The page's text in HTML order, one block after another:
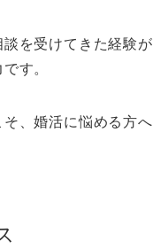
を受けてきた経験
す。
、婚活に悩める方